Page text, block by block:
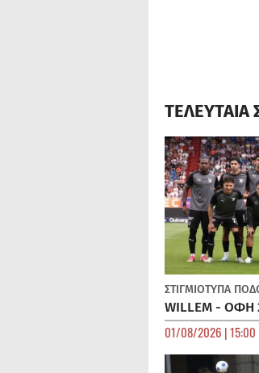
ΤΕΛΕΥΤΑΙΑ
ΣΤΙΓΜΙΟΤΥΠΑ
WILLEM - ΟΦΗ
01/08/2026 | 15:00